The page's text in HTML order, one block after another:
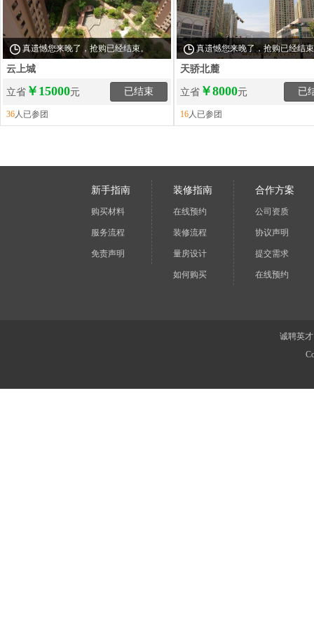
真遗憾您来晚了，抢购已经结束。
云上城
立省 ￥15000元 已结束
36人已参团
真遗憾您来晚了，抢购已经结
天骄北麓
立省 ￥8000元 已
16人已参团
新手指南
购买材料
服务流程
免责声明
装修指南
在线预约
装修流程
量房设计
如何购买
合作方案
公司资质
协议声明
提交需求
在线预约
诚聘英才